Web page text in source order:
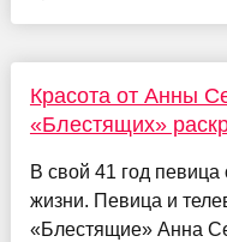
Красота от Анны
«Блестящих»
В свой 41 год певица
жизни. Певица и
«Блестящие» Анна